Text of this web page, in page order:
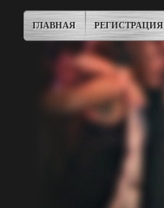
ГЛАВНАЯ РЕГИСТРАЦИЯ